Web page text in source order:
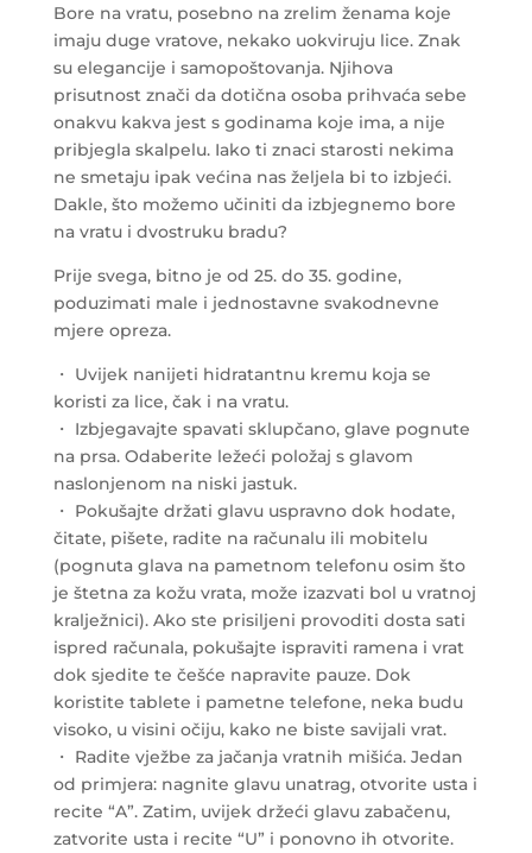
Bore na vratu, posebno na zrelim ženama koje
imaju duge vratove, nekako uokviruju lice. Znak
su elegancije i samopoštovanja. Njihova
prisutnost znači da dotična osoba prihvaća sebe
onakvu kakva jest s godinama koje ima, a nije
pribjegla skalpelu. Iako ti znaci starosti nekima
ne smetaju ipak većina nas željela bi to izbjeći.
Dakle, što možemo učiniti da izbjegnemo bore
na vratu i dvostruku bradu?
Prije svega, bitno je od 25. do 35. godine,
poduzimati male i jednostavne svakodnevne
mjere opreza.
・ Uvijek nanijeti hidratantnu kremu koja se
koristi za lice, čak i na vratu.
・ Izbjegavajte spavati sklupčano, glave pognute
na prsa. Odaberite ležeći položaj s glavom
naslonjenom na niski jastuk.
・ Pokušajte držati glavu uspravno dok hodate,
čitate, pišete, radite na računalu ili mobitelu
(pognuta glava na pametnom telefonu osim što
je štetna za kožu vrata, može izazvati bol u vratnoj
kralježnici). Ako ste prisiljeni provoditi dosta sati
ispred računala, pokušajte ispraviti ramena i vrat
dok sjedite te češće napravite pauze. Dok
koristite tablete i pametne telefone, neka budu
visoko, u visini očiju, kako ne biste savijali vrat.
・ Radite vježbe za jačanja vratnih mišića. Jedan
od primjera: nagnite glavu unatrag, otvorite usta i
recite “A”. Zatim, uvijek držeći glavu zabačenu,
zatvorite usta i recite “U” i ponovno ih otvorite.